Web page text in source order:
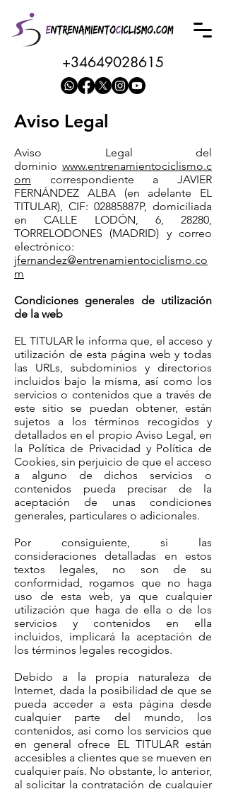
+34649028615
Aviso Legal
Aviso Legal del
dominio www.entrenamientociclismo.c
om correspondiente a JAVIER
FERNÁNDEZ ALBA (en adelante EL
TITULAR), CIF: 02885887P, domiciliada
en CALLE LODÓN, 6, 28280,
TORRELODONES (MADRID) y correo
electrónico:
jfernandez@entrenamientociclismo.co
m
Condiciones generales de utilización
de la web
EL TITULAR le informa que, el acceso y
utilización de esta página web y todas
las URLs, subdominios y directorios
incluidos bajo la misma, así como los
servicios o contenidos que a través de
este sitio se puedan obtener, están
sujetos a los términos recogidos y
detallados en el propio Aviso Legal, en
la Política de Privacidad y Política de
Cookies, sin perjuicio de que el acceso
a alguno de dichos servicios o
contenidos pueda precisar de la
aceptación de unas condiciones
generales, particulares o adicionales.
Por consiguiente, si las
consideraciones detalladas en estos
textos legales, no son de su
conformidad, rogamos que no haga
uso de esta web, ya que cualquier
utilización que haga de ella o de los
servicios y contenidos en ella
incluidos, implicará la aceptación de
los términos legales recogidos.
Debido a la propia naturaleza de
Internet, dada la posibilidad de que se
pueda acceder a esta página desde
cualquier parte del mundo, los
contenidos, así como los servicios que
en general ofrece EL TITULAR están
accesibles a clientes que se mueven en
cualquier país. No obstante, lo anterior,
al solicitar la contratación de cualquier